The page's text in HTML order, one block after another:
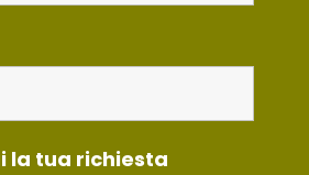
la tua richiesta